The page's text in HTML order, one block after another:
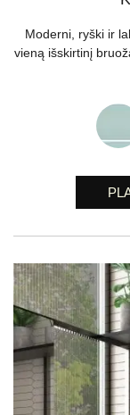
Moderni, ryški ir
vieną išskirtinį